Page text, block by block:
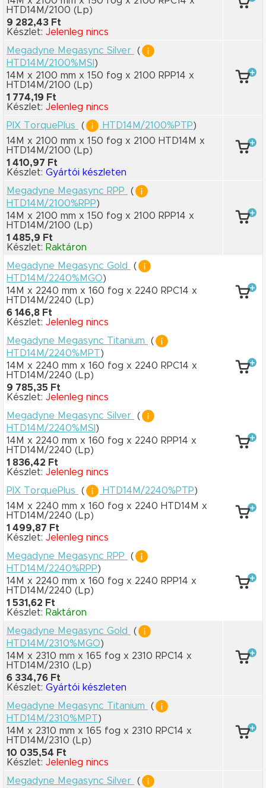
HTD14M/2100 (Lp)
9 282,43 Ft
Készlet: Jelenleg nincs
Megadyne Megasync Silver
(
HTD14M/2100%MSI )
14M x 2100 mm x 150 fog x 2100 RPP14 x
HTD14M/2100 (Lp)
1 774,19 Ft
Készlet: Jelenleg nincs
PIX TorquePlus
( HTD14M/2100%PTP)
14M x 2100 mm x 150 fog x 2100 HTD14M x
HTD14M/2100 (Lp)
1 410,97 Ft
Készlet: Gyártói készleten
Megadyne Megasync RPP
(
HTD14M/2100%RPP)
14M x 2100 mm x 150 fog x 2100 RPP14 x
HTD14M/2100 (Lp)
1 485,9 Ft
Készlet: Raktáron
Megadyne Megasync Gold
(
HTD14M/2240%MGO)
14M x 2240 mm x 160 fog x 2240 RPC14 x
HTD14M/2240 (Lp)
6 146,8 Ft
Készlet: Jelenleg nincs
Megadyne Megasync Titanium
(
HTD14M/2240%MPT)
14M x 2240 mm x 160 fog x 2240 RPC14 x
HTD14M/2240 (Lp)
9 785,35 Ft
Készlet: Jelenleg nincs
Megadyne Megasync Silver
(
HTD14M/2240%MSI )
14M x 2240 mm x 160 fog x 2240 RPP14 x
HTD14M/2240 (Lp)
1 836,42 Ft
Készlet: Jelenleg nincs
PIX TorquePlus
( HTD14M/2240%PTP)
14M x 2240 mm x 160 fog x 2240 HTD14M x
HTD14M/2240 (Lp)
1 499,87 Ft
Készlet: Jelenleg nincs
Megadyne Megasync RPP
(
HTD14M/2240%RPP)
14M x 2240 mm x 160 fog x 2240 RPP14 x
HTD14M/2240 (Lp)
1 531,62 Ft
Készlet: Raktáron
Megadyne Megasync Gold
(
HTD14M/2310%MGO)
14M x 2310 mm x 165 fog x 2310 RPC14 x
HTD14M/2310 (Lp)
6 334,76 Ft
Készlet: Gyártói készleten
Megadyne Megasync Titanium
(
HTD14M/2310%MPT)
14M x 2310 mm x 165 fog x 2310 RPC14 x
HTD14M/2310 (Lp)
10 035,54 Ft
Készlet: Jelenleg nincs
Megadyne Megasync Silver
(